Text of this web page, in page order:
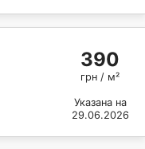
390
грн / м²
Указана на
29.06.2026